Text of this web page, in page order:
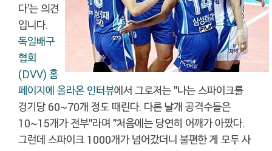
다'는 의견
입니다.
독일배구
협회
(DVV) 홈
페이지에 올라온 인터뷰에서 그로저는 "나는 스파이크를
경기당 60~70개 정도 때린다. 다른 날개 공격수들은
10~15개가 전부"라며 "처음에는 당연히 어깨가 아팠다.
그런데 스파이크 1000개가 넘어갔더니 불편한 게 모두 사